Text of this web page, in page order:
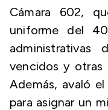
Cámara 602,
uniforme del
administrativas
vencidos y otras
Además, avaló
para asignar un